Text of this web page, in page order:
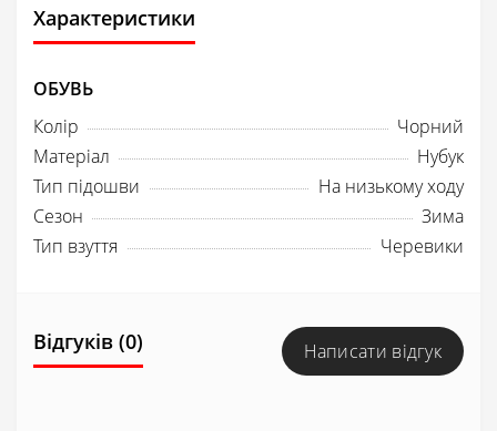
Характеристики
ОБУВЬ
Колір
Чорний
Матеріал
Нубук
Тип підошви
На низькому ходу
Сезон
Зима
Тип взуття
Черевики
Відгуків (0) Написати відгук